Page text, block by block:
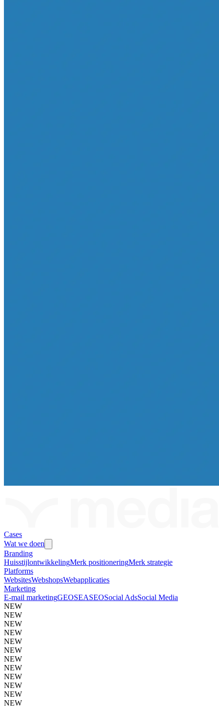
Cases
Wat we doen
Branding
HuisstijlontwikkelingMerk positioneringMerk strategie
Platforms
WebsitesWebshopsWebapplicaties
Marketing
E-mail marketingGEOSEASEOSocial AdsSocial Media
NEW
NEW
NEW
NEW
NEW
NEW
NEW
NEW
NEW
NEW
NEW
NEW